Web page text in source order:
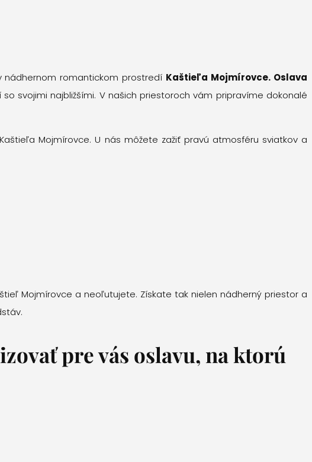
romantickom prostredí Kaštieľa Mojmírovce. Oslava
svojimi najbližšími. V našich priestoroch vám pripravíme dokonalé
Mojmírovce. U nás môžete zažiť pravú atmosféru sviatkov a
Mojmírovce a neoľutujete. Získate tak nielen nádherný priestor a
pre vás oslavu, na ktorú